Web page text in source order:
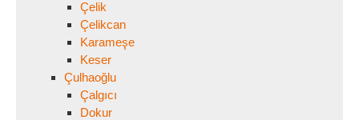
Çelik
Çelikcan
Karameşe
Keser
Çulhaoğlu
Çalgıcı
Dokur